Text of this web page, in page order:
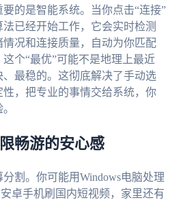
的是智能系统。当你点击“连接”
已经开始工作，它会实时检测
况和连接质量，自动为你匹配
个“最优”可能不是地理上最近
最稳的。这彻底解决了手动选
，把专业的事情交给系统，你
畅游的安心感
割。你可能用Windows电脑处理
卓手机刷国内短视频，家里还有